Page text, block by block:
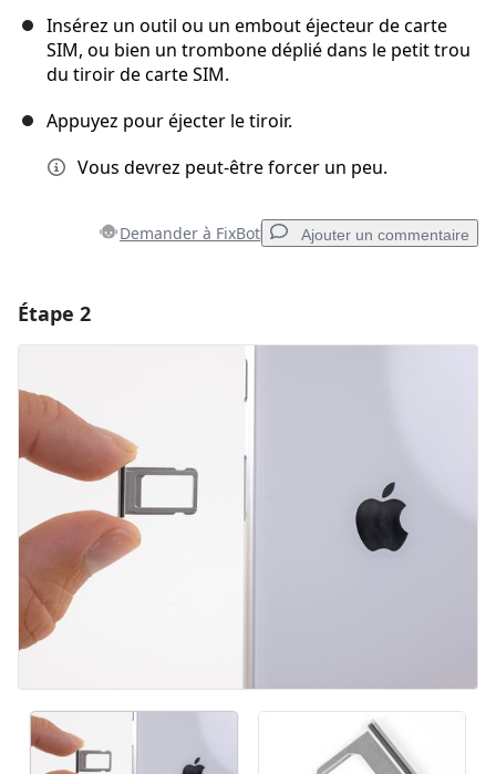
Insérez un outil ou un embout éjecteur de carte
SIM, ou bien un trombone déplié dans le petit trou
du tiroir de carte SIM.
Appuyez pour éjecter le tiroir.
Vous devrez peut-être forcer un peu.
Demander à FixBot Ajouter un commentaire
Ajouter un commentaire
Annuler
Étape 2